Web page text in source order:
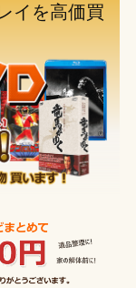
イを高価買